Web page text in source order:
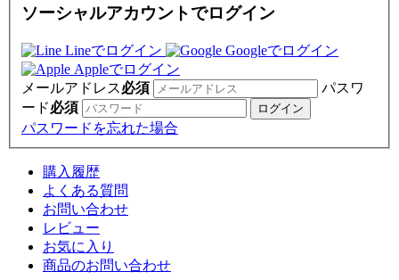
ソーシャルアカウントでログイン
Lineでログイン
Googleでログイン
Appleでログイン
メールアドレス必須
パスワ
ード必須
パスワードを忘れた場合
購入履歴
よくある質問
お問い合わせ
レビュー
お気に入り
商品のお問い合わせ